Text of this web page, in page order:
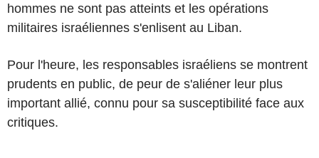
hommes ne sont pas atteints et les opérations
militaires israéliennes s'enlisent au Liban.
Pour l'heure, les responsables israéliens se montrent
prudents en public, de peur de s'aliéner leur plus
important allié, connu pour sa susceptibilité face aux
critiques.